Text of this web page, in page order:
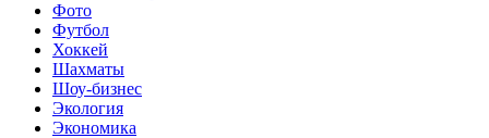
Фото
Футбол
Хоккей
Шахматы
Шоу-бизнес
Экология
Экономика